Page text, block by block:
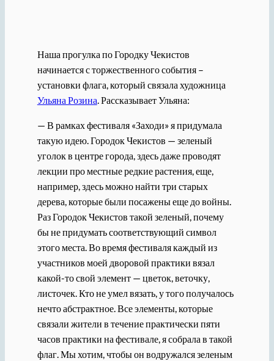
Наша прогулка по Городку Чекистов
начинается с торжественного события –
установки флага, который связала художница
Ульяна Розина . Рассказывает Ульяна:
— В рамках фестиваля «Заходи» я придумала
такую идею. Городок Чекистов — зеленый
уголок в центре города, здесь даже проводят
лекции про местные редкие растения, еще,
например, здесь можно найти три старых
дерева, которые были посажены еще до войны.
Раз Городок Чекистов такой зеленый, почему
бы не придумать соответствующий символ
этого места. Во время фестиваля каждый из
участников моей дворовой практики вязал
какой-то свой элемент — цветок, веточку,
листочек. Кто не умел вязать, у того получалось
нечто абстрактное. Все элементы, которые
связали жители в течение практически пяти
часов практики на фестивале, я собрала в такой
флаг. Мы хотим, чтобы он водружался зеленым